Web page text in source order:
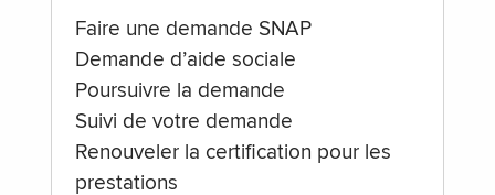
Faire une demande SNAP
Demande d’aide sociale
Poursuivre la demande
Suivi de votre demande
Renouveler la certification pour les
prestations